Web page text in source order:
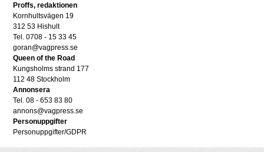
Proffs, redaktionen
Kornhultsvägen 19
312 53 Hishult
Tel. 0708 - 15 33 45
goran@vagpress.se
Queen of the Road
Kungsholms strand 177
112 48 Stockholm
Annonsera
Tel. 08 - 653 83 80
annons@vagpress.se
Personuppgifter
Personuppgifter/GDPR